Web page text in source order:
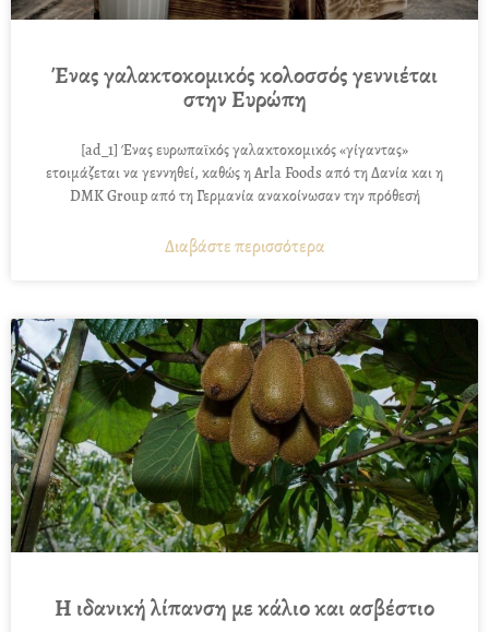
Ένας γαλακτοκομικός κολοσσός γεννιέται
στην Ευρώπη
[ad_1] Ένας ευρωπαϊκός γαλακτοκομικός «γίγαντας»
ετοιμάζεται να γεννηθεί, καθώς η Arla Foods από τη Δανία και η
DMK Group από τη Γερμανία ανακοίνωσαν την πρόθεσή
Διαβάστε περισσότερα
Η ιδανική λίπανση με κάλιο και ασβέστιο